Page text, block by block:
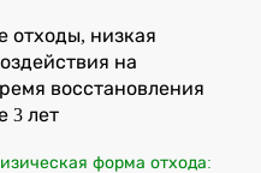
отходы, низкая
на
восстановления
3 лет
форма отхода: